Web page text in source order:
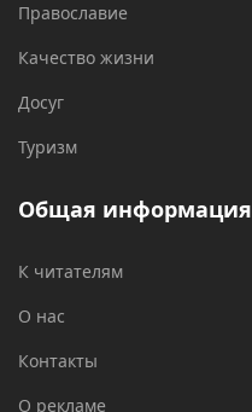
Православие
Качество жизни
Досуг
Туризм
Общая информация
К читателям
О нас
Контакты
О рекламе